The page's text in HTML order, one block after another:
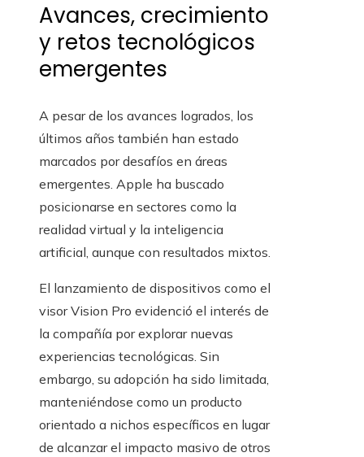
Avances, crecimiento
y retos tecnológicos
emergentes
A pesar de los avances logrados, los
últimos años también han estado
marcados por desafíos en áreas
emergentes. Apple ha buscado
posicionarse en sectores como la
realidad virtual y la inteligencia
artificial, aunque con resultados mixtos.
El lanzamiento de dispositivos como el
visor Vision Pro evidenció el interés de
la compañía por explorar nuevas
experiencias tecnológicas. Sin
embargo, su adopción ha sido limitada,
manteniéndose como un producto
orientado a nichos específicos en lugar
de alcanzar el impacto masivo de otros